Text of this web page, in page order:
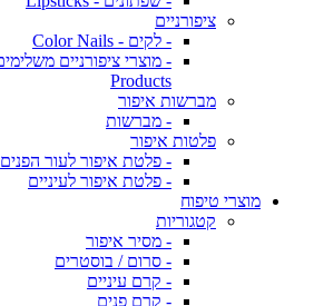
ציפורניים
- לקים - Color Nails
Products
מברשות איפור
- מברשות
פלטות איפור
- פלטת איפור לעור הפנים
- פלטת איפור לעיניים
מוצרי טיפוח
קטגוריות
- מסיר איפור
- סרום / בוסטרים
- קרם עיניים
- קרם פנים